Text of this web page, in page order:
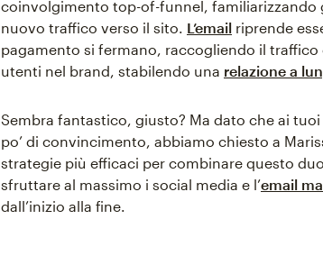
coinvolgimento top-of-funnel, familiarizzando
nuovo traffico verso il sito. L’email riprende
pagamento si fermano, raccogliendo il
utenti nel brand, stabilendo una relazione a
Sembra fantastico, giusto? Ma dato che ai
po’ di convincimento, abbiamo chiesto a
strategie più efficaci per combinare questo
sfruttare al massimo i social media e l’email
dall’inizio alla fine.